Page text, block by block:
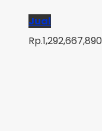
Jual
Rp.1,292,667,890